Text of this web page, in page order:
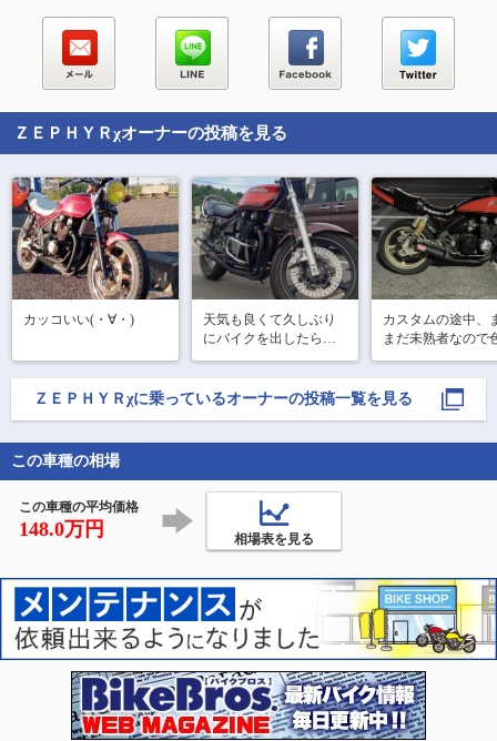
ＺＥＰＨＹＲχオーナーの投稿を見る
カッコいい(・∀・)
天気も良くて久しぶり
にバイクを出したら…
たての猫のウンコをフ
にとらえて、水で流し
てぷらっとツーリン
高原町のムラタ拉麺で
カスタムの途中、
まだ未熟者なので
と教えていただき
です！
ＺＥＰＨＹＲχに乗っているオーナーの投稿一覧を見る
この車種の相場
この車種の平均価格
148.0万円 相場表を見る